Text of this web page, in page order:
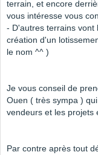
terrain, et encore
vous intéresse vous
- D'autres terrains vont
création d'un
le nom ^^ )
Je vous conseil de
Ouen ( très sympa )
vendeurs et les projets
Par contre après tout